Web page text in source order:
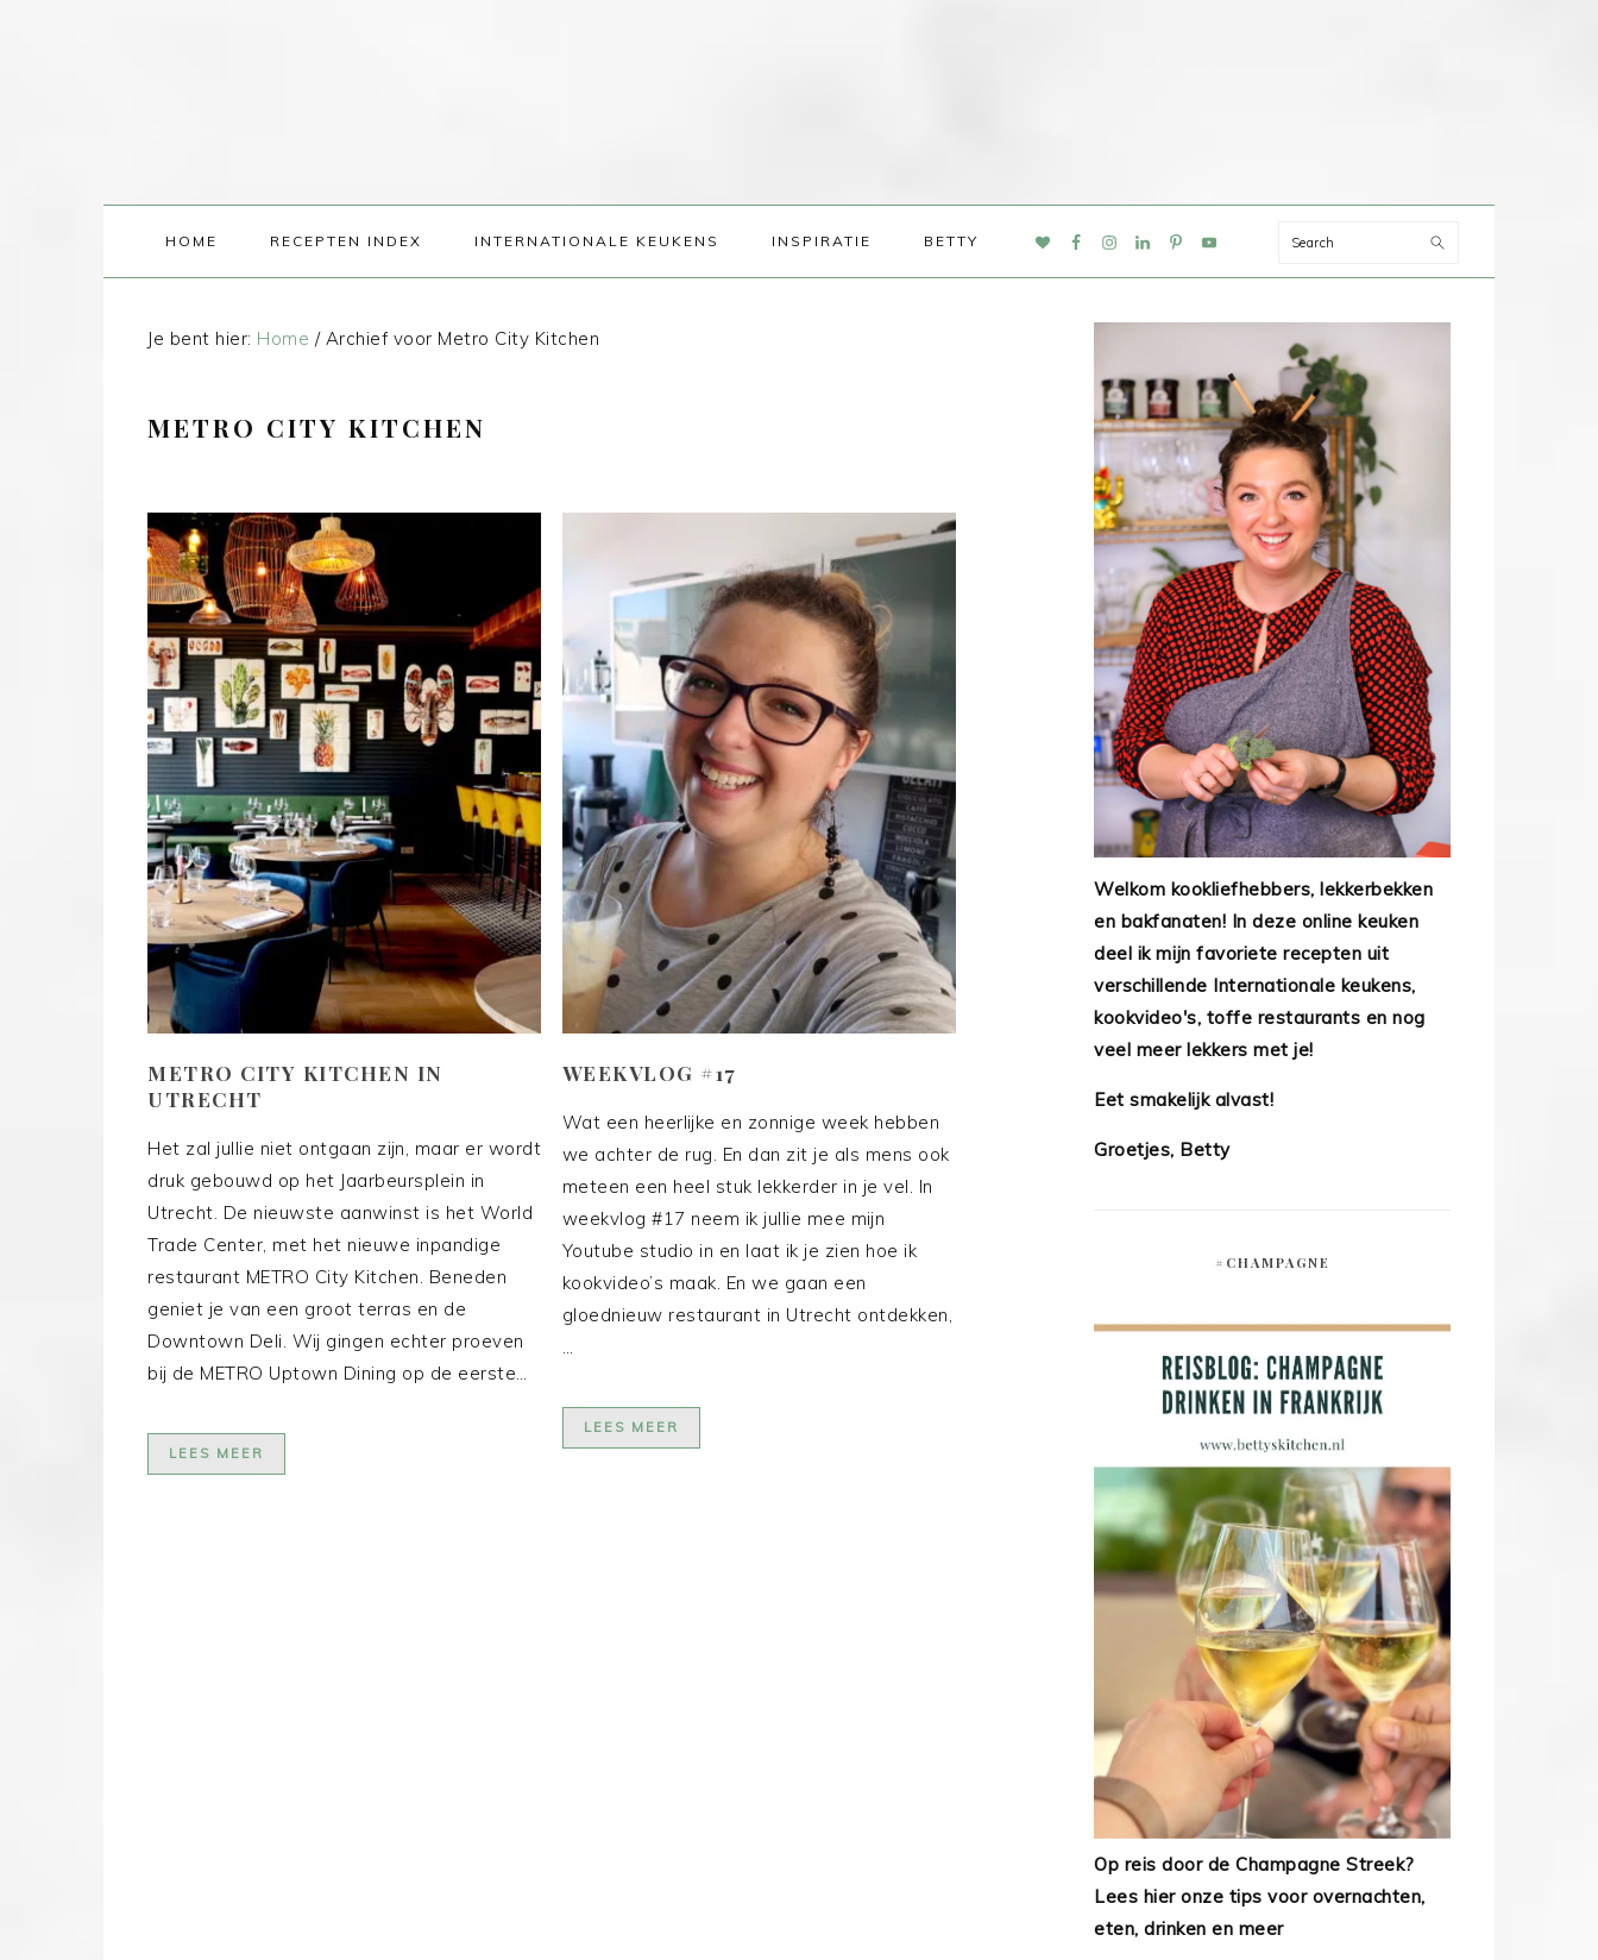
HOME RECEPTEN INDEX INTERNATIONALE KEUKENS INSPIRATIE BETTY
NAV
Search
Je bent hier: Home /Archief voor Metro City Kitchen
METRO CITY KITCHEN
METRO CITY KITCHEN IN
UTRECHT
Het zal jullie niet ontgaan zijn, maar er wordt
druk gebouwd op het Jaarbeursplein in
Utrecht. De nieuwste aanwinst is het World
Trade Center, met het nieuwe inpandige
restaurant METRO City Kitchen. Beneden
geniet je van een groot terras en de
Downtown Deli. Wij gingen echter proeven
bij de METRO Uptown Dining op de eerste…
LEES MEER
WEEKVLOG #17
Wat een heerlijke en zonnige week hebben
we achter de rug. En dan zit je als mens ook
meteen een heel stuk lekkerder in je vel. In
weekvlog #17 neem ik jullie mee mijn
Youtube studio in en laat ik je zien hoe ik
kookvideo’s maak. En we gaan een
gloednieuw restaurant in Utrecht ontdekken,
…
LEES MEER
Welkom kookliefhebbers, lekkerbekken
en bakfanaten! In deze online keuken
deel ik mijn favoriete recepten uit
verschillende Internationale keukens,
kookvideo's, toffe restaurants en nog
veel meer lekkers met je!
Eet smakelijk alvast!
Groetjes, Betty
#CHAMPAGNE
Op reis door de Champagne Streek?
Lees hier onze tips voor overnachten,
eten, drinken en meer